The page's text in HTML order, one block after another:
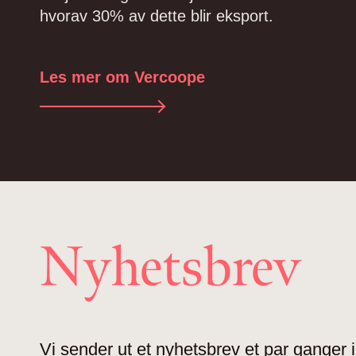
hvorav 30% av dette blir eksport.
Les mer om Vercoope
Nyhetsbrev
Vi sender ut et nyhetsbrev et par ganger